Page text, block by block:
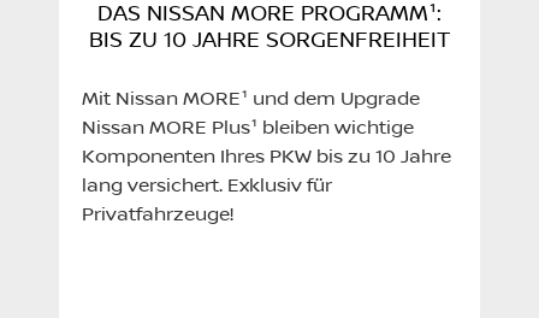
DAS NISSAN MORE PROGRAMM¹:
BIS ZU 10 JAHRE SORGENFREIHEIT
Mit Nissan MORE¹ und dem Upgrade
Nissan MORE Plus¹ bleiben wichtige
Komponenten Ihres PKW bis zu 10 Jahre
lang versichert. Exklusiv für
Privatfahrzeuge!